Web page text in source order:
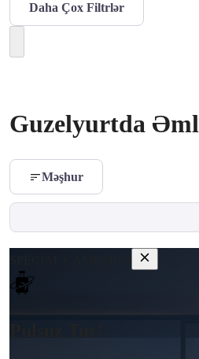
Daha Çox Filtrlər
Guzelyurtda
Məşhur